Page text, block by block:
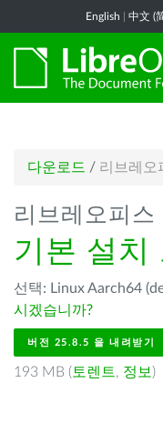
English 中文 (
다운로드 / 리브레오
리브레오피스
기본 설치
선택: Linux Aarch64
시겠습니까?
버전 25.8.5 을 내려받기
193 MB ( 토렌트, 정보 )